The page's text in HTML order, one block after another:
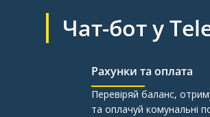
Чат-бот у
Рахунки та оплата
Перевіряй баланс,
та оплачуй комунальні